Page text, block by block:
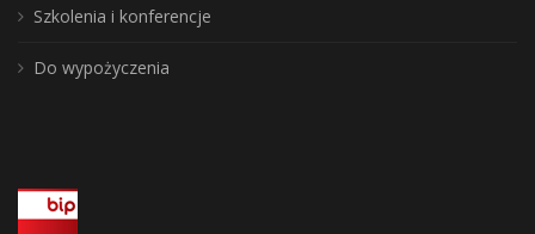
Szkolenia i konferencje
Do wypożyczenia